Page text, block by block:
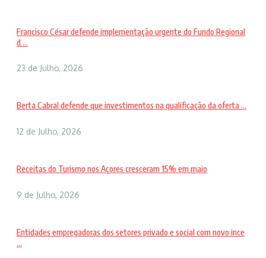
Francisco César defende implementação urgente do Fundo Regional
d ...
23 de Julho, 2026
Berta Cabral defende que investimentos na qualificação da oferta ...
12 de Julho, 2026
Receitas do Turismo nos Açores cresceram 15% em maio
9 de Julho, 2026
Entidades empregadoras dos setores privado e social com novo ince
...